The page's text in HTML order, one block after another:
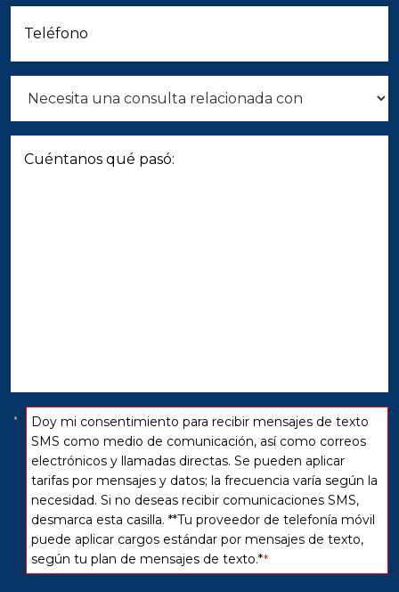
una
consulta
con
qué
Consentir
Doy mi consentimiento para recibir mensajes de texto
SMS como medio de comunicación, así como correos
electrónicos y llamadas directas. Se pueden aplicar
tarifas por mensajes y datos; la frecuencia varía según la
necesidad. Si no deseas recibir comunicaciones SMS,
desmarca esta casilla. **Tu proveedor de telefonía móvil
puede aplicar cargos estándar por mensajes de texto,
según tu plan de mensajes de texto.**